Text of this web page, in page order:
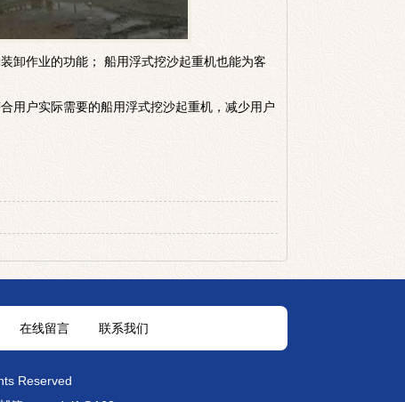
卸作业的功能； 船用浮式挖沙起重机也能为客
用户实际需要的船用浮式挖沙起重机 ，减少用户
在线留言 联系我们
Reserved